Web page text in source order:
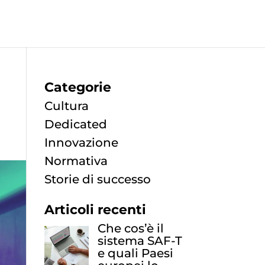
Categorie
Cultura
Dedicated
Innovazione
Normativa
Storie di successo
Articoli recenti
Che cos’è il
sistema SAF-T
e quali Paesi